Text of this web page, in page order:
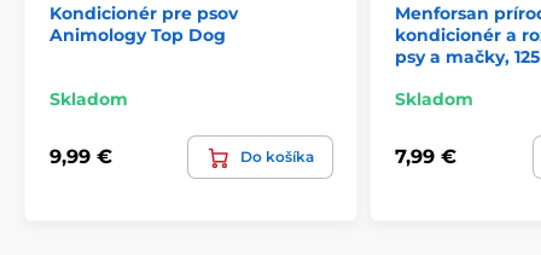
Kondicionér pre psov
Animology Top Dog
Skladom
9,99 € Do košíka
Menforsan
kondicionér a
psy a mačky,
Skladom
7,99 €